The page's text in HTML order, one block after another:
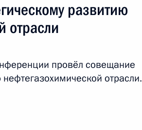
развитию
отрасли
провёл совещание
отрасли.